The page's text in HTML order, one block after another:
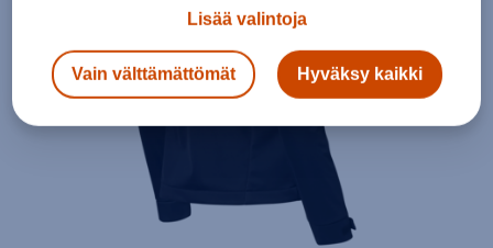
Lisää valintoja
Vain välttämättömät Hyväksy kaikki